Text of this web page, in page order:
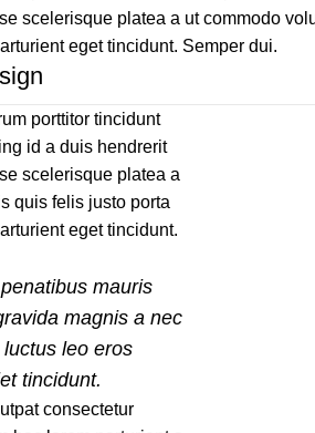
scelerisque platea a ut commodo
eget tincidunt. Semper dui.
porttitor tincidunt
id a duis hendrerit
scelerisque platea a
quis felis justo porta
eget tincidunt.
mauris
magnis a nec
leo eros
tincidunt.
consectetur